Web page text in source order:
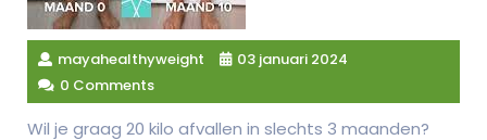
mayahealthyweight
03 januari 2024
0 Comments
Wil je graag 20 kilo afvallen in slechts 3 maanden?